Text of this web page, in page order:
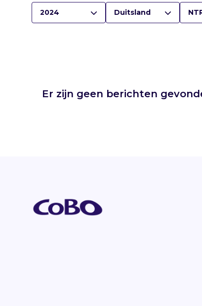
2024 Duitsland
Er zijn geen berichten